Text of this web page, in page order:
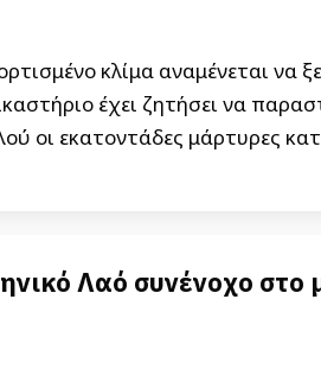
κλίμα αναμένεται να
έχει ζητήσει να
οι εκατοντάδες μάρτυρες
Λαό συνένοχο στο